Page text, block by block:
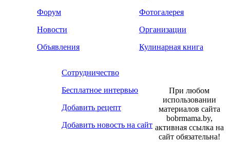
Форум
Новости
Объявления
Фотогалерея
Организации
Кулинарная книга
Сотрудничество
Бесплатное интервью
Добавить рецепт
Добавить новость на сайт
При любом
использовании
материалов сайта
bobrmama.by,
активная ссылка на
сайт обязательна!